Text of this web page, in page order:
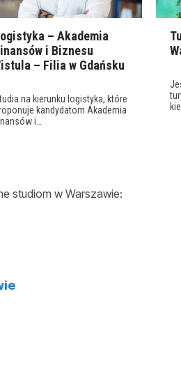
– Akademia
i Biznesu
– Filia w Gdańsku
na kierunku logistyka, które
kandydatom Akademia
i…
studiom w Warszawie: